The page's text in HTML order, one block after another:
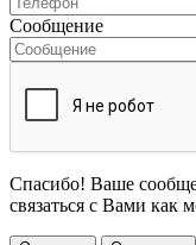
Сообщение
Спасибо! Ваше
связаться с Вами как